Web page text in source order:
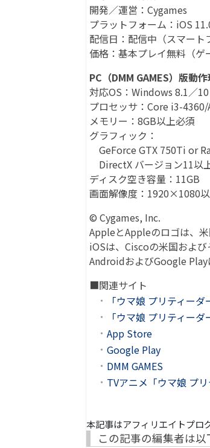
開発／運営：Cygames
プラットフォーム：iOS
配信日：配信中（スマート
価格：基本プレイ無料（ゲ
PC（DMM GAMES）版動
対応OS：Windows 8.1／10
プロセッサ：Core i3-
メモリー：8GB以上必須
グラフィック：
GeForce GTX 750Ti or
DirectX バージョン11以
ディスク空き容量：11GB
画面解像度：1920×1080
© Cygames, Inc.
AppleとAppleのロゴは、
iOSは、Ciscoの米国および
AndroidおよびGoogle Play
■関連サイト
「ウマ娘 プリティー
「ウマ娘 プリティー
App Store
Google Play
DMM GAMES
TVアニメ「ウマ娘 プ
本記事はアフィリエイトプロ
この記事の編集者は